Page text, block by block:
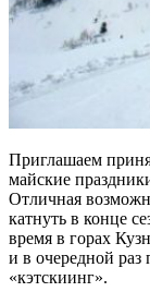
Приглашаем
майские
Отличная
катнуть в конце
время в горах
и в очередной
«кэтскиинг».